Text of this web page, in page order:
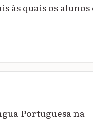
às quais os alunos
Portuguesa na